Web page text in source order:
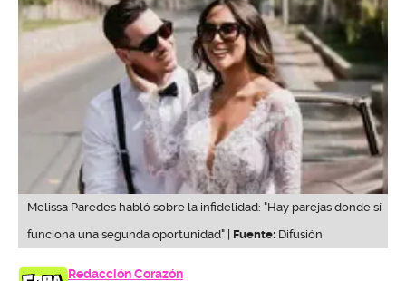
Melissa Paredes habló sobre la infidelidad: "Hay parejas donde sí
funciona una segunda oportunidad" | Fuente: Difusión
Redacción Corazón